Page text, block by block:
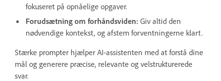
fokuseret på opnåelige opgaver.
Forudsætning om forhåndsviden: Giv altid den
nødvendige kontekst, og afstem forventningerne klart.
Stærke prompter hjælper AI-assistenten med at forstå dine
mål og generere præcise, relevante og velstrukturerede
svar.